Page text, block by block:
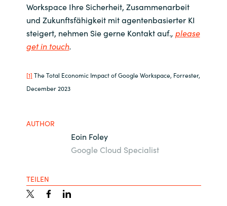
Workspace Ihre Sicherheit, Zusammenarbeit
und Zukunftsfähigkeit mit agentenbasierter KI
steigert, nehmen Sie gerne Kontakt auf., please
get in touch.
[1] The Total Economic Impact of Google Workspace, Forrester,
December 2023
AUTHOR
Eoin Foley
Google Cloud Specialist
TEILEN